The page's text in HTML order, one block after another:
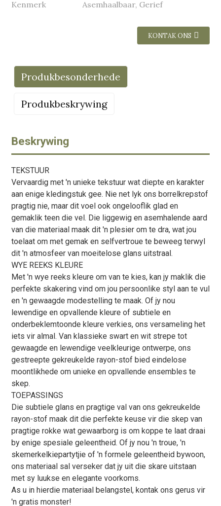
Kenmerk
Asemhaalbaar, Gerief
KONTAK ONS
Produkbesonderhede
Produkbeskrywing
Beskrywing
TEKSTUUR
Vervaardig met 'n unieke tekstuur wat diepte en karakter
aan enige kledingstuk gee. Nie net lyk ons ​​borrelkrepstof
pragtig nie, maar dit voel ook ongelooflik glad en
gemaklik teen die vel. Die liggewig en asemhalende aard
van die materiaal maak dit 'n plesier om te dra, wat jou
toelaat om met gemak en selfvertroue te beweeg terwyl
dit 'n atmosfeer van moeitelose glans uitstraal.
WYE REEKS KLEURE
Met 'n wye reeks kleure om van te kies, kan jy maklik die
perfekte skakering vind om jou persoonlike styl aan te vul
en 'n gewaagde modestelling te maak. Of jy nou
lewendige en opvallende kleure of subtiele en
onderbeklemtoonde kleure verkies, ons versameling het
iets vir almal. Van klassieke swart en wit strepe tot
gewaagde en lewendige veelkleurige ontwerpe, ons
gestreepte gekreukelde rayon-stof bied eindelose
moontlikhede om unieke en opvallende ensembles te
skep.
TOEPASSINGS
Die subtiele glans en pragtige val van ons gekreukelde
rayon-stof maak dit die perfekte keuse vir die skep van
pragtige rokke wat gewaarborg is om koppe te laat draai
by enige spesiale geleentheid. Of jy nou 'n troue, 'n
skemerkelkiepartytjie of 'n formele geleentheid bywoon,
ons materiaal sal verseker dat jy uit die skare uitstaan ​​
met sy luukse en elegante voorkoms.
As u in hierdie materiaal belangstel, kontak ons ​​gerus vir
'n gratis monster!